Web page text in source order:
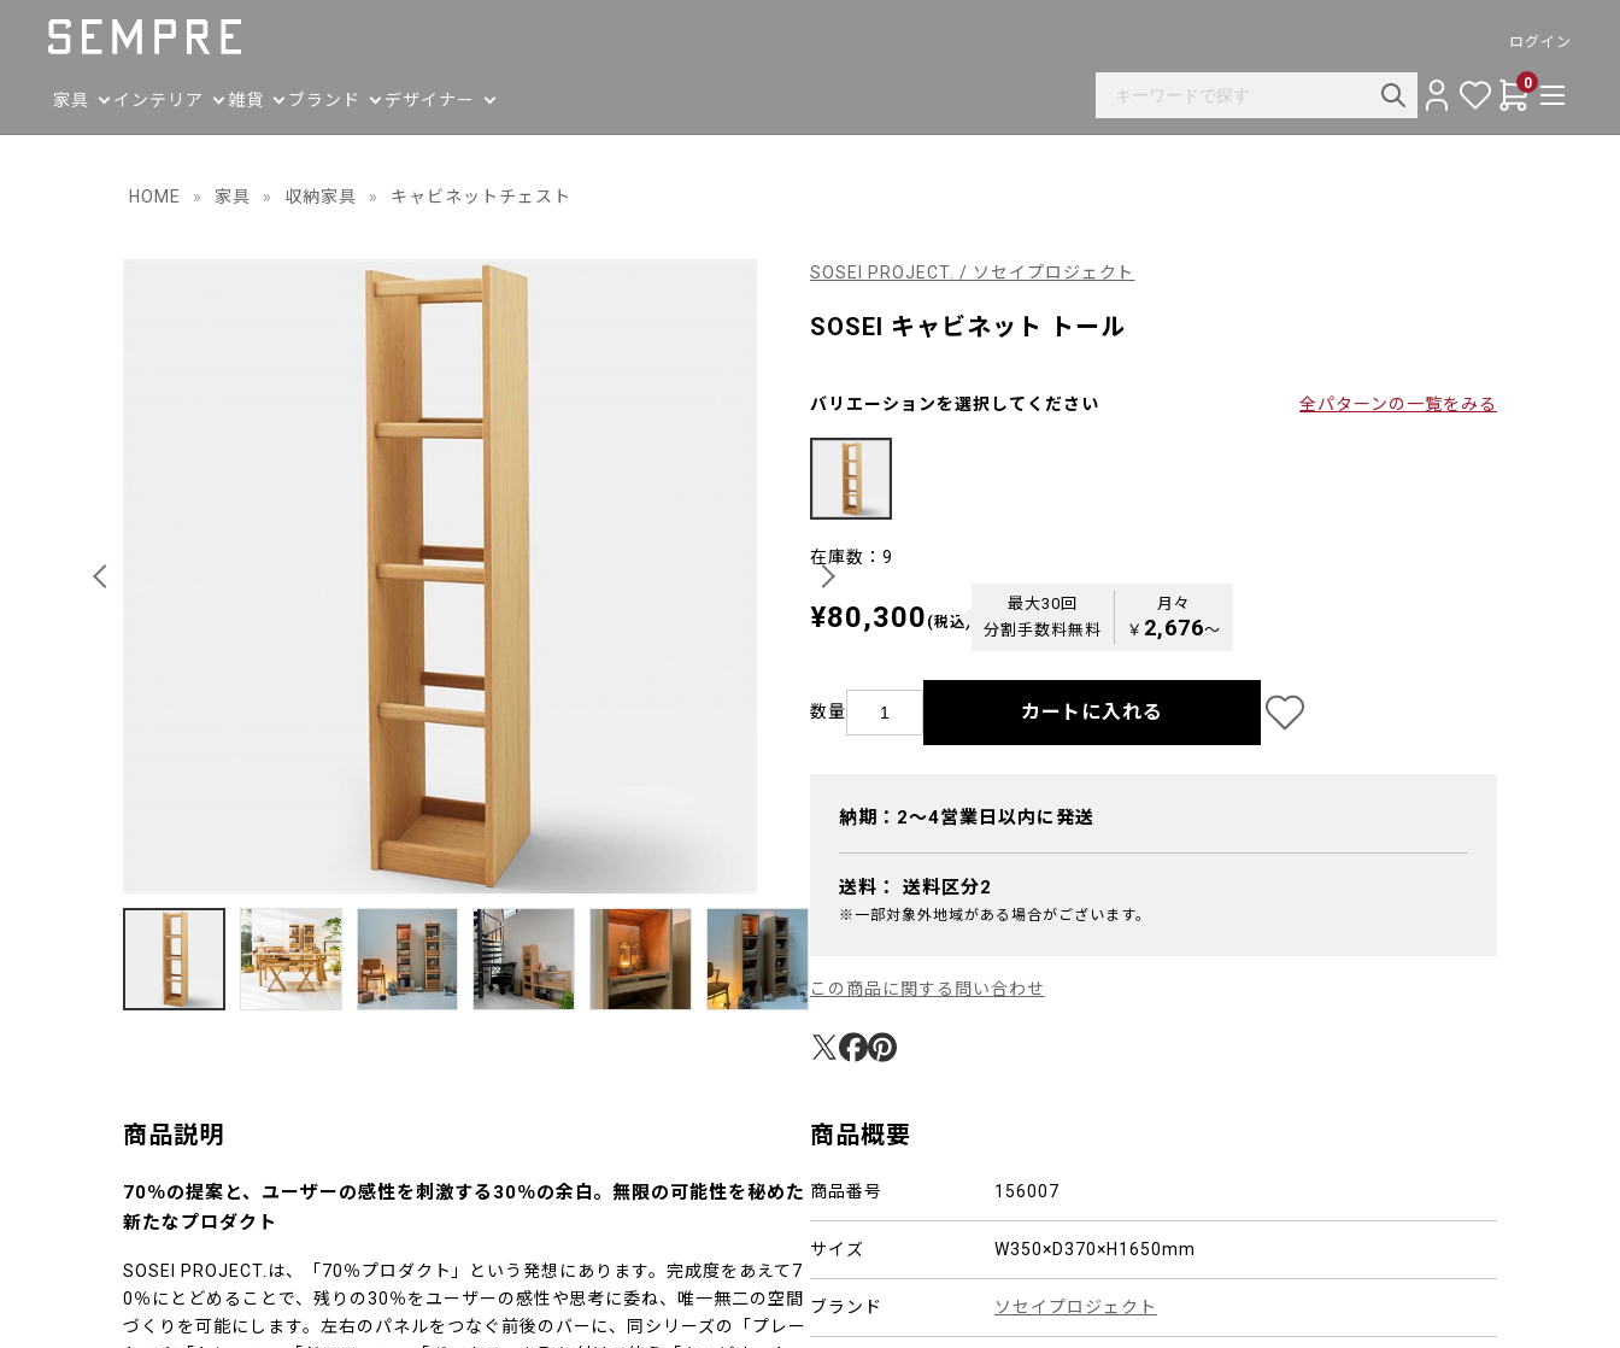
ログイン
家具 インテリア 雑貨 ブランド デザイナー
0
HOME » 家具 » 収納家具 » キャビネットチェスト
SOSEI PROJECT. / ソセイプロジェクト
SOSEI キャビネット トール
バリエーションを選択してください 全パターンの一覧をみる
在庫数：9
¥80,300 (税込)
最大30回
分割手数料無料
月々
￥ 2,676〜
数量 カートに入れる
納期：2～4営業日以内に発送
送料： 送料区分2
※一部対象外地域がある場合がございます。
この商品に関する問い合わせ
商品説明
70％の提案と、ユーザーの感性を刺激する30％の余白。無限の可能性を秘めた
新たなプロダクト
SOSEI PROJECT.は、「70％プロダクト」という発想にあります。完成度をあえて7
0％にとどめることで、残りの30％をユーザーの感性や思考に委ね、唯一無二の空間
づくりを可能にします。左右のパネルをつなぐ前後のバーに、同シリーズの「プレー
商品概要
商品番号 156007
サイズ W350×D370×H1650mm
ブランド ソセイプロジェクト